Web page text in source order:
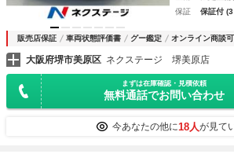
保証
保証付
販売店保証 車両状態評価書 グー鑑定 オンライン商談可
大阪府堺市美原区 ネクステージ 堺美原店
まずは在庫確認・見積依頼
無料通話でお問い合わせ
今あなたの他に18人が見て